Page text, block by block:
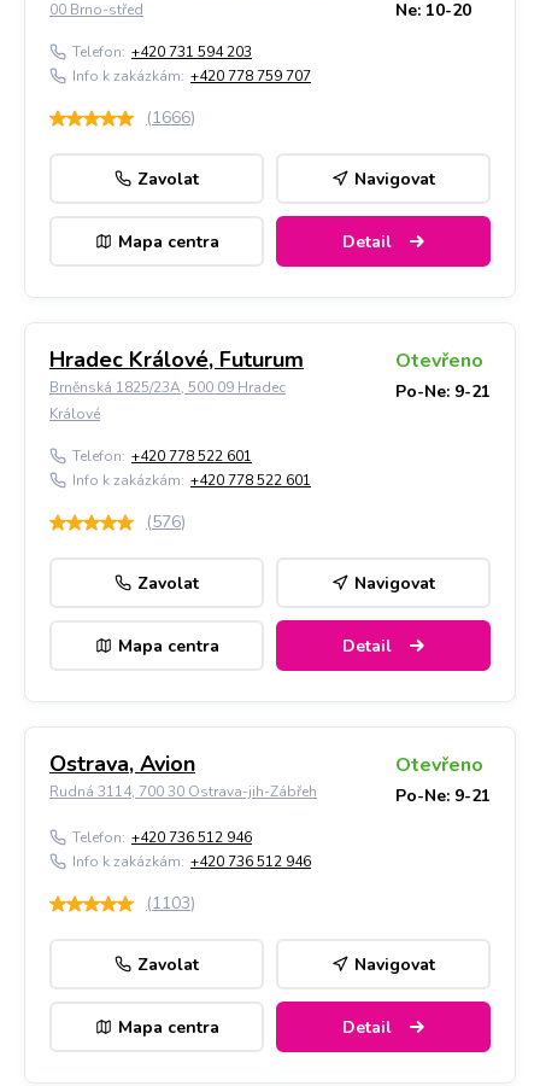
00 Brno-střed
Ne: 10-20
Telefon: +420 731 594 203
Info k zakázkám: +420 778 759 707
(1666)
Zavolat Navigovat
Mapa centra Detail
Hradec Králové, Futurum
Brněnská 1825/23A, 500 09 Hradec
Králové
Otevřeno
Po-Ne: 9-21
Telefon: +420 778 522 601
Info k zakázkám: +420 778 522 601
(576)
Zavolat Navigovat
Mapa centra Detail
Ostrava, Avion
Rudná 3114, 700 30 Ostrava-jih-Zábřeh
Otevřeno
Po-Ne: 9-21
Telefon: +420 736 512 946
Info k zakázkám: +420 736 512 946
(1103)
Zavolat Navigovat
Mapa centra Detail